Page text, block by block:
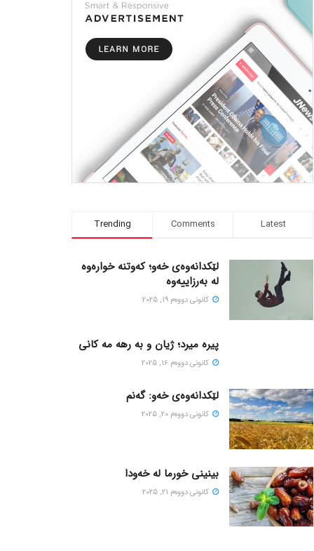
Trending Comments Latest
لێکدانەوەی خەو؛ کەوتنە خوارەوە
لە بەرزاییەوە
كانونی دووه‌م 19, 2025
پیره میرد؛ ژیان و به رهه مه کانی
كانونی دووه‌م 16, 2025
لێکدانەوەی خەو: گەنم
كانونی دووه‌م 20, 2025
بینینی خورما لە خەودا
كانونی دووه‌م 21, 2025